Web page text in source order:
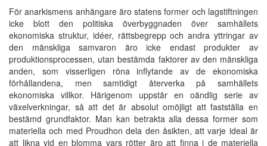
För anarkismens anhängare äro statens former och lagstiftningen
icke blott den politiska överbyggnaden över samhällets
ekonomiska struktur, idéer, rättsbegrepp och andra yttringar av
den mänskliga samvaron äro icke endast produkter av
produktionsprocessen, utan bestämda faktorer av den mänskliga
anden, som visserligen röna inflytande av de ekonomiska
förhållandena, men samtidigt återverka på samhällets
ekonomiska villkor. Härigenom uppstår en oändlig serie av
växelverkningar, så att det är absolut omöjligt att fastställa en
bestämd grundfaktor. Man kan betrakta alla dessa former som
materiella och med Proudhon dela den åsikten, att varje ideal är
att likna vid en blomma vars rötter äro att finna i de materiella